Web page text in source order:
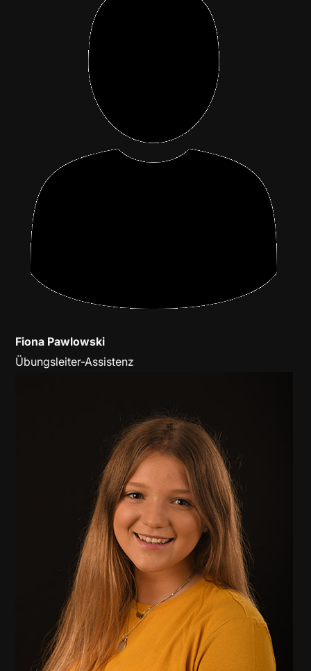
Fiona Pawlowski
Übungsleiter-Assistenz